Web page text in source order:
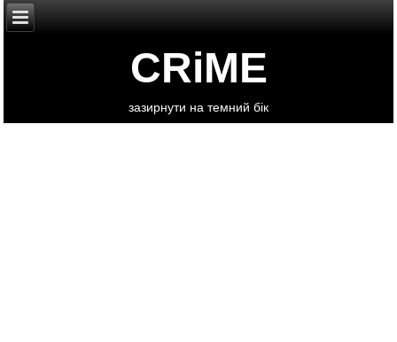
CRiME
зазирнути на темний бік